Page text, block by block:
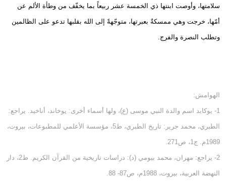
سلامتها، وأوصت ابنتها ذي الخمسة عشر ربيعاً بما يخفّف من وطأة الألم عن
أمّها، خرجت وهي ممسكةٌ بعبرتها، متوجّهةً إلى الله بقلبها تدعو على الظالمين
وتطلب النصرة والفرج.
الهوامش:
1- يوكابد اسم والدة النبي موسى (ع)، ولها أسماء أخرى: يوخاند، أناخيد. يراجع:
الطبري، محمد جرير: تاريخ الطبري، ط5، مؤسسة الأعلمي للمطبوعات، بيروت،
1989م. ج1، ص271.
2- يراجع: مهران، محمد بيومي (د): دراسات تاريخية من القرآن الكريم. ط2، دار
النهضة العربية، بيروت، 1988م، ص87- 88.